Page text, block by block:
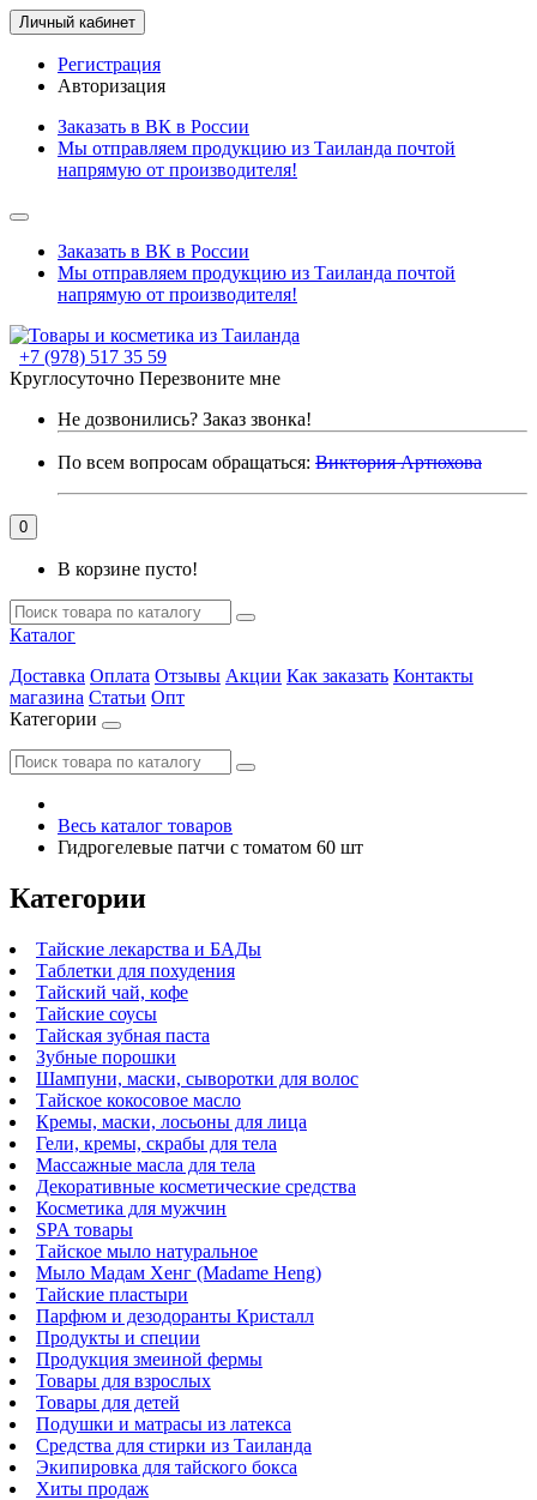
Личный кабинет
Регистрация
Авторизация
Заказать в ВК в России
Мы отправляем продукцию из Таиланда почтой
напрямую от производителя!
Заказать в ВК в России
Мы отправляем продукцию из Таиланда почтой
напрямую от производителя!
+7 (978) 517 35 59
Круглосуточно Перезвоните мне
Не дозвонились? Заказ звонка!
По всем вопросам обращаться: Виктория Артюхова
0
В корзине пусто!
Каталог
Доставка Оплата Отзывы Акции Как заказать Контакты
магазина Статьи Опт
Категории
Весь каталог товаров
Гидрогелевые патчи с томатом 60 шт
Категории
Тайские лекарства и БАДы
Таблетки для похудения
Тайский чай, кофе
Тайские соусы
Тайская зубная паста
Зубные порошки
Шампуни, маски, сыворотки для волос
Тайское кокосовое масло
Кремы, маски, лосьоны для лица
Гели, кремы, скрабы для тела
Массажные масла для тела
Декоративные косметические средства
Косметика для мужчин
SPA товары
Тайское мыло натуральное
Мыло Мадам Хенг (Madame Heng)
Тайские пластыри
Парфюм и дезодоранты Кристалл
Продукты и специи
Продукция змеиной фермы
Товары для взрослых
Товары для детей
Подушки и матрасы из латекса
Средства для стирки из Таиланда
Экипировка для тайского бокса
Хиты продаж